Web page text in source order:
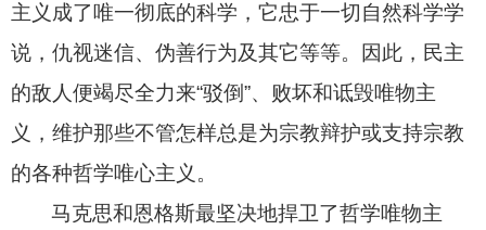
主义成了唯一彻底的科学，它忠于一切自然科学学
说，仇视迷信、伪善行为及其它等等。因此，民主
的敌人便竭尽全力来“驳倒”、败坏和诋毁唯物主
义，维护那些不管怎样总是为宗教辩护或支持宗教
的各种哲学唯心主义。
马克思和恩格斯最坚决地捍卫了哲学唯物主